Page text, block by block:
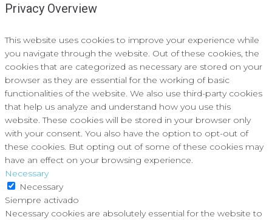
Privacy Overview
This website uses cookies to improve your experience while
you navigate through the website. Out of these cookies, the
cookies that are categorized as necessary are stored on your
browser as they are essential for the working of basic
functionalities of the website. We also use third-party cookies
that help us analyze and understand how you use this
website. These cookies will be stored in your browser only
with your consent. You also have the option to opt-out of
these cookies. But opting out of some of these cookies may
have an effect on your browsing experience.
Necessary
Necessary
Siempre activado
Necessary cookies are absolutely essential for the website to